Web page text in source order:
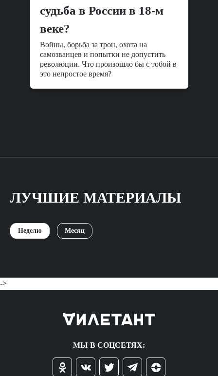
судьба в России в 18-м
веке?
Войны, борьба за трон, охота на
самозванцев и попытки не допустить
революции. Что произошло бы с тобой в
это непростое время?
ЛУЧШИЕ МАТЕРИАЛЫ
Неделю Месяц
->
МЫ В СОЦСЕТЯХ: